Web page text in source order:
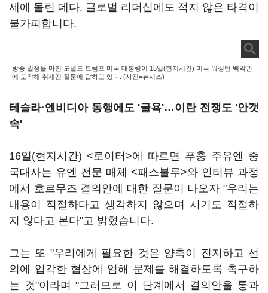
세에 몰린 데다, 글로벌 리더십에도 적지 않은 타격이
불가피합니다.
방중 일정을 마친 도널드 트럼프 미국 대통령이 15일(현지시간) 미국 워싱턴 백악관
에 도착해 취재진 질문에 답하고 있다. (사진=뉴시스)
테슬라·엔비디아 동행에도 '굴욕'…이란 전쟁도 '안갯
속'
16일(현지시간) <로이터>에 따르면 푸충 주유엔 중
국대사는 유엔 전문 매체 <패스블루>와 인터뷰 과정
에서 호르무즈 결의안에 대한 질문이 나오자 "우리는
내용이 적절하다고 생각하지 않으며 시기도 적절하
지 않다고 본다"고 밝혔습니다.
그는 또 "우리에게 필요한 것은 양측이 진지하고 선
의에 입각한 협상에 임해 문제를 해결하도록 촉구하
는 것"이라며 "그러므로 이 단계에서 결의안을 통과